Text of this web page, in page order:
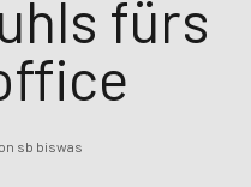
fürs
sb biswas